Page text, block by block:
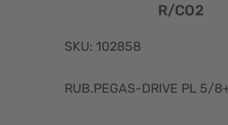
R/CO2
SKU: 102858
RUB.PEGAS-DRIVE PL 5/